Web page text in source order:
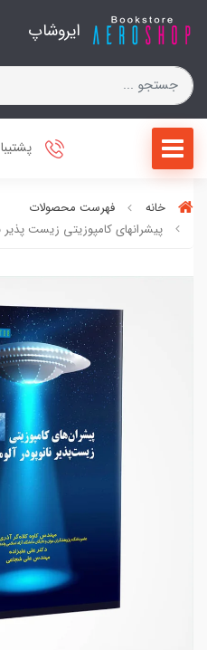
ایروشاپ
خانه
فهرست محصولات
پیشرانهای کامپوزیتی زیست پذیر